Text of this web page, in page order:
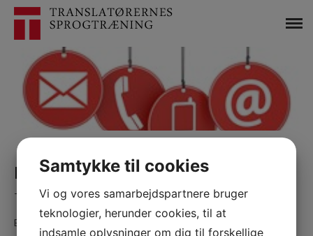
KONTAKT/ CONTACT
Telefon/ Telephone: +45 45 88 76 70/+45 30 29 67 33
Email: info@sprogtraening.com
Samtykke til cookies
Vi og vores samarbejdspartnere bruger
teknologier, herunder cookies, til at
indsamle oplysninger om dig til forskellige